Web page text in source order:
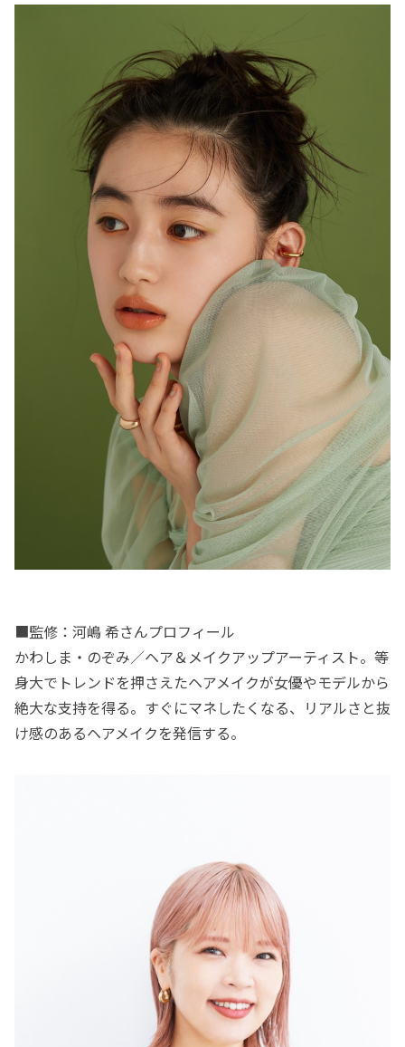
■監修：河嶋 希さんプロフィール
かわしま・のぞみ／ヘア＆メイクアップアーティスト。等
身大でトレンドを押さえたヘアメイクが女優やモデルから
絶大な支持を得る。すぐにマネしたくなる、リアルさと抜
け感のあるヘアメイクを発信する。